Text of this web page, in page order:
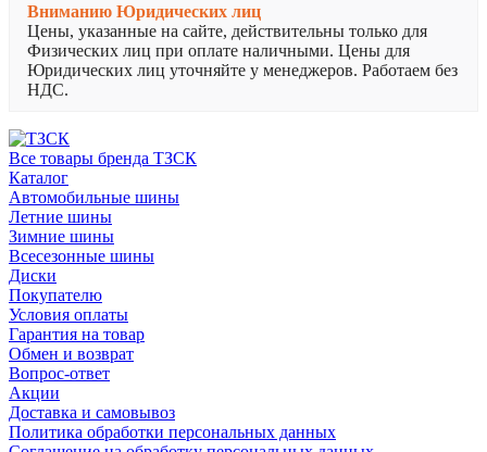
Вниманию Юридических лиц
Цены, указанные на сайте, действительны только для
Физических лиц при оплате наличными. Цены для
Юридических лиц уточняйте у менеджеров. Работаем без
НДС.
Все товары бренда ТЗСК
Каталог
Автомобильные шины
Летние шины
Зимние шины
Всесезонные шины
Диски
Покупателю
Условия оплаты
Гарантия на товар
Обмен и возврат
Вопрос-ответ
Акции
Доставка и самовывоз
Политика обработки персональных данных